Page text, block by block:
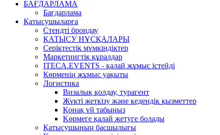
БАҒДАРЛАМА
Бағдарлама
Қатысушыларға
Стендті брондау
ҚАТЫСУ НҰСҚАЛАРЫ
Серіктестік мүмкіндіктер
Маркетингтік құралдар
ITECA.EVENTS - қалай жұмыс істейді
Көрменің жұмыс уақыты
Логистика
Визалық қолдау, турагент
Жүкті жеткізу және кедендік қызметтер
Қонақ үй табыңыз
Kөрмеге қалай жетуге болады
Қатысушының басшылығы